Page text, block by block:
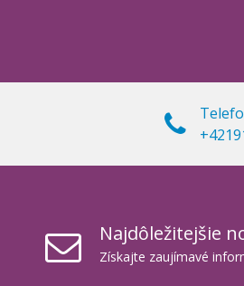
Najdôležitejšie
Získajte zaujímavé